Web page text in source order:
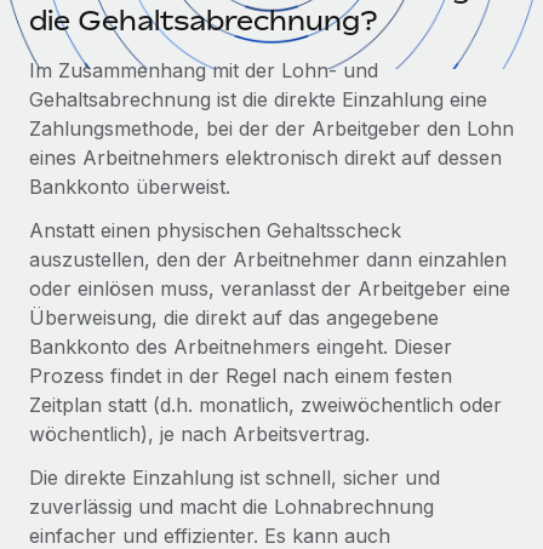
Globales Onboarding und Verwalten von
Freelancer:innen
PEO
Auslagern von komplexen HR-Aufgaben
INFRASTRUKTUR
Remote Embedded
Nahtlose Integration der HR in bestehende Abläufe
Plattform
Integrierte HR-Kernfunktionen für dein Team
Verknüpfen
Verknüpfung beliebiger KI-Tools mit Remote über unser
Integrationen
Prozessoptimierung mit unverzichtbaren Business-
WACHSTUMSPHASE
Startups
Agile HR- und Payroll-Lösungen für wachsende
Unternehmen
Maßgeschneiderte HR-Lösungen, um Teams zu
vergrößern
Enterprise
Globale HR für Konzerne und Großunternehmen
PARTNER WERDEN
Strategische Technologiepartner
Flexible Einbettung von Global-HR-Funktionen in deine
Plattform
Gesamtbeschäftigungskosten
Honorarzahlungen berechnen
Informationen zu möglichen Währungen und
Abwicklungsfristen für globale Freelancer:innen
Forschung und Leitfäden
Fallstudien
HR-Glossar
Checklisten und Vorlagen
Bibliothek für Stellenbeschreibungen
Webinare
Nederlands
Français
Deutsch
Español
Italiano
Português (Portugal)
日本語
中文（简体）
Anmelden
die Gehaltsabrechnung?
Im Zusammenhang mit der Lohn- und
Gehaltsabrechnung ist die direkte Einzahlung eine
Zahlungsmethode, bei der der Arbeitgeber den Lohn
eines Arbeitnehmers elektronisch direkt auf dessen
Bankkonto überweist.
Anstatt einen physischen Gehaltsscheck
auszustellen, den der Arbeitnehmer dann einzahlen
oder einlösen muss, veranlasst der Arbeitgeber eine
Überweisung, die direkt auf das angegebene
Bankkonto des Arbeitnehmers eingeht. Dieser
Prozess findet in der Regel nach einem festen
Zeitplan statt (d.h. monatlich, zweiwöchentlich oder
wöchentlich), je nach Arbeitsvertrag.
Die direkte Einzahlung ist schnell, sicher und
zuverlässig und macht die Lohnabrechnung
einfacher und effizienter. Es kann auch